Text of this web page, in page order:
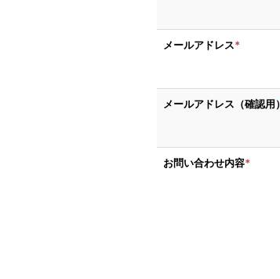
メールアドレス*
メールアドレス（確認用）
お問い合わせ内容*